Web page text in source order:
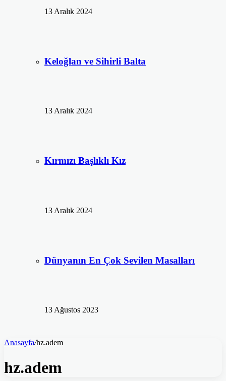
13 Aralık 2024
Keloğlan ve Sihirli Balta
13 Aralık 2024
Kırmızı Başlıklı Kız
13 Aralık 2024
Dünyanın En Çok Sevilen Masalları
13 Ağustos 2023
Anasayfa/hz.adem
hz.adem